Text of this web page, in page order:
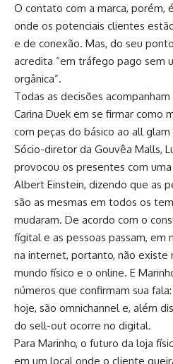
O contato com a marca, porém,
onde os potenciais clientes
e de conexão. Mas, do seu
acredita “em tráfego pago sem
orgânica”.
Todas as decisões
Carina Duek em se firmar como
com peças do básico ao all
Sócio-diretor da Gouvêa Malls,
provocou os presentes com
Albert Einstein, dizendo que as
são as mesmas em todos os
mudaram. De acordo com o
fígital e as pessoas passam, em
na internet, portanto, não existe
mundo físico e o online. E
números que confirmam sua
hoje, são omnichannel e, além
do sell-out ocorre no digital.
Para Marinho, o futuro da loja
em um local onde o cliente